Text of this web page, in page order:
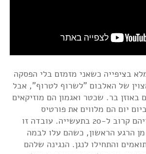
בציפייה כשאני מזמזם בלי הפסקה
של האלבום "לשרוף לטרוף", אבל
בר. שכטר ואגמון הם מוזיקאים
יום הם מלווים את פורטיס
בהופעותיו ומאחוריהם קרוב ל-20 בתעשייה. עובדה זו
הרגע הראשון, כשהם עלו לבמה
והתחילו לנגן. הנגינה שלהם